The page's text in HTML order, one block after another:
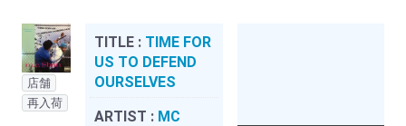
店舗
再入荷
TITLE : TIME FOR
US TO DEFEND
OURSELVES
ARTIST : MC